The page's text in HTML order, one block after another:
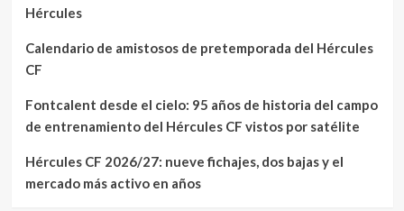
Hércules
Calendario de amistosos de pretemporada del Hércules
CF
Fontcalent desde el cielo: 95 años de historia del campo
de entrenamiento del Hércules CF vistos por satélite
Hércules CF 2026/27: nueve fichajes, dos bajas y el
mercado más activo en años